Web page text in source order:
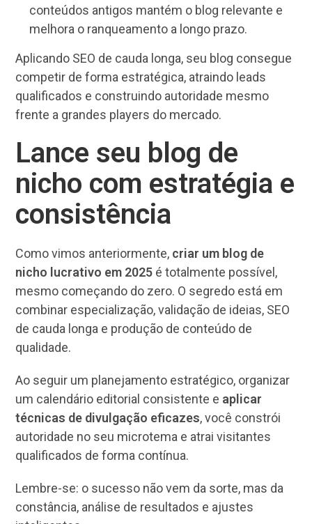
conteúdos antigos mantém o blog relevante e
melhora o ranqueamento a longo prazo.
Aplicando SEO de cauda longa, seu blog consegue
competir de forma estratégica, atraindo leads
qualificados e construindo autoridade mesmo
frente a grandes players do mercado.
Lance seu blog de
nicho com estratégia e
consistência
Como vimos anteriormente, criar um blog de
nicho lucrativo em 2025 é totalmente possível,
mesmo começando do zero. O segredo está em
combinar especialização, validação de ideias, SEO
de cauda longa e produção de conteúdo de
qualidade.
Ao seguir um planejamento estratégico, organizar
um calendário editorial consistente e aplicar
técnicas de divulgação eficazes, você constrói
autoridade no seu microtema e atrai visitantes
qualificados de forma contínua.
Lembre-se: o sucesso não vem da sorte, mas da
constância, análise de resultados e ajustes